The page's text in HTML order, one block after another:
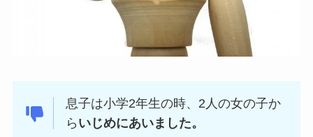
息子は小学2年生の時、2人の女の子か
ら いじめにあいました。